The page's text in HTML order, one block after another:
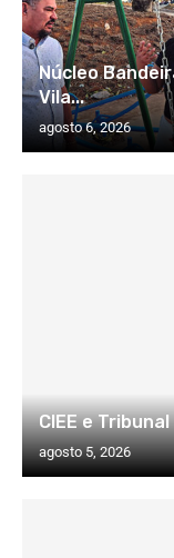
Núcleo
Vila...
agosto 6, 2026
CIEE e
agosto 5, 2026